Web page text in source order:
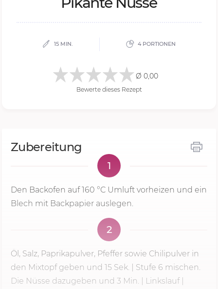
15 MIN. 4 PORTIONEN
Ø 0,00
Bewerte dieses Rezept
Zubereitung
1
Den Backofen auf160 °C Umluft vorheizen und ein
Blech mit Backpapier auslegen.
2
Öl, Salz, Paprikapulver, Pfeffer sowie Chilipulver in
den Mixtopf geben und 15 Sek. Stufe 6 mischen.
Die Nüsse dazugeben und 3 Min.
| Linkslauf |